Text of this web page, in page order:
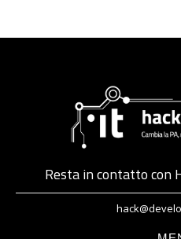
Resta in contatto con